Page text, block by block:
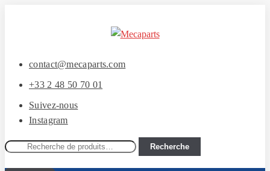
contenucontact@mecaparts.com
+33 2 48 50 70 01
Suivez-nous
Instagram
Recherche
Recherche